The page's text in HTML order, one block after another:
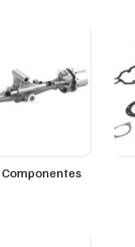
Componentes